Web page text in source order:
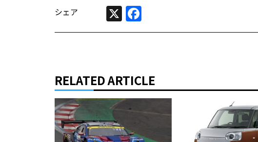
シェア X
RELATED ARTICLE